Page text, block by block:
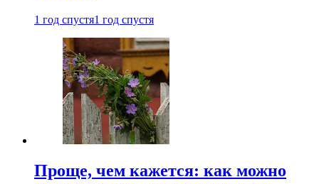
1 год спустя1 год спустя
Проще, чем кажется: как можно